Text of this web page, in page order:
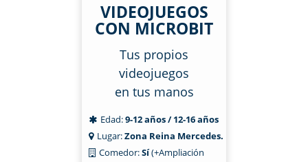
VIDEOJUEGOS
CON MICROBIT
Tus propios
videojuegos
en tus manos
Edad:9-12 años / 12-16 años
Lugar:Zona Reina Mercedes.
Comedor:Sí(+Ampliación